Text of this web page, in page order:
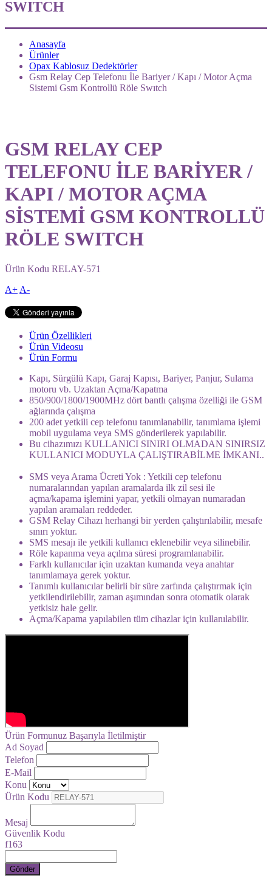
SWITCH
Anasayfa
Ürünler
Opax Kablosuz Dedektörler
Gsm Relay Cep Telefonu İle Bariyer / Kapı / Motor Açma
Sistemi Gsm Kontrollü Röle Swıtch
GSM RELAY CEP
TELEFONU İLE BARİYER /
KAPI / MOTOR AÇMA
SİSTEMİ GSM KONTROLLÜ
RÖLE SWITCH
Ürün Kodu RELAY-571
A+ A-
Ürün Özellikleri
Ürün Videosu
Ürün Formu
Kapı, Sürgülü Kapı, Garaj Kapısı, Bariyer, Panjur, Sulama
motoru vb. Uzaktan Açma/Kapatma
850/900/1800/1900MHz dört bantlı çalışma özelliği ile GSM
ağlarında çalışma
200 adet yetkili cep telefonu tanımlanabilir, tanımlama işlemi
mobil uygulama veya SMS gönderilerek yapılabilir.
Bu cihazımızı KULLANICI SINIRI OLMADAN SINIRSIZ
KULLANICI MODUYLA ÇALIŞTIRABİLME İMKANI..
SMS veya Arama Ücreti Yok : Yetkili cep telefonu
numaralarından yapılan aramalarda ilk zil sesi ile
açma/kapama işlemini yapar, yetkili olmayan numaradan
yapılan aramaları reddeder.
GSM Relay Cihazı herhangi bir yerden çalıştırılabilir, mesafe
sınırı yoktur.
SMS mesajı ile yetkili kullanıcı eklenebilir veya silinebilir.
Röle kapanma veya açılma süresi programlanabilir.
Farklı kullanıcılar için uzaktan kumanda veya anahtar
tanımlamaya gerek yoktur.
Tanımlı kullanıcılar belirli bir süre zarfında çalıştırmak için
yetkilendirilebilir, zaman aşımından sonra otomatik olarak
yetkisiz hale gelir.
Açma/Kapama yapılabilen tüm cihazlar için kullanılabilir.
Ürün Formunuz Başarıyla İletilmiştir
Ad Soyad
Telefon
E-Mail
Konu
Ürün Kodu
Mesaj
Güvenlik Kodu
f163
Gönder